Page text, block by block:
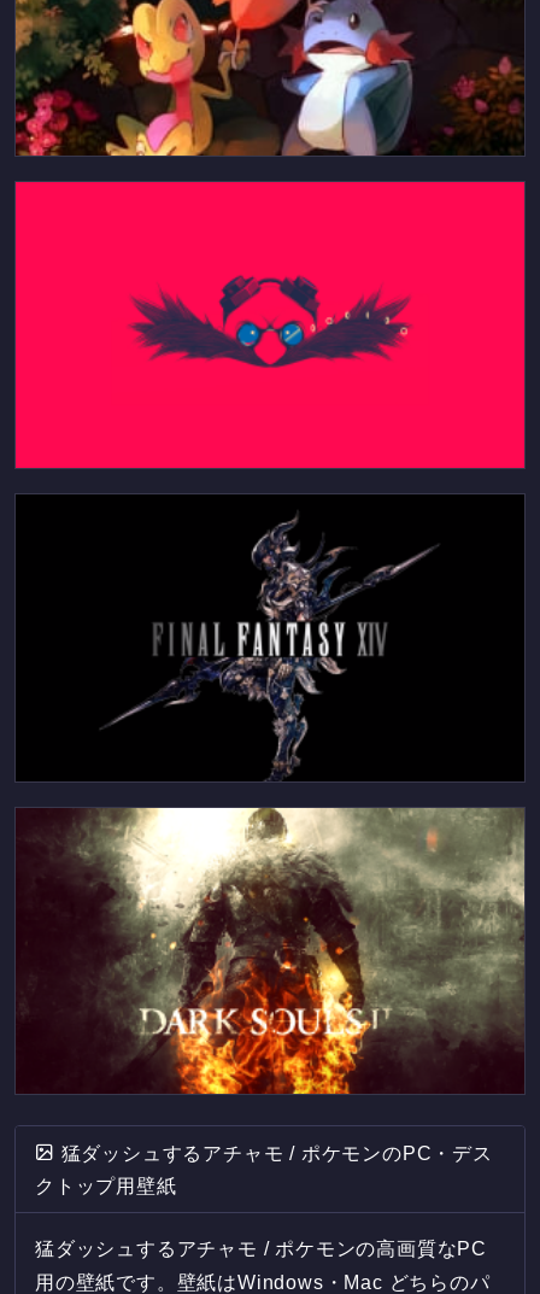
猛ダッシュするアチャモ / ポケモンのPC・デス
クトップ用壁紙
猛ダッシュするアチャモ / ポケモンの高画質なPC
用の壁紙です。壁紙はWindows・Mac どちらのパ